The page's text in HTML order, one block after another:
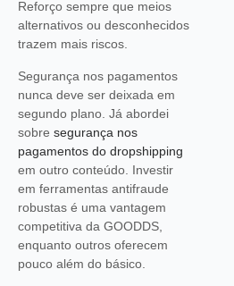
Reforço sempre que meios
alternativos ou desconhecidos
trazem mais riscos.
Segurança nos pagamentos
nunca deve ser deixada em
segundo plano. Já abordei
sobre segurança nos
pagamentos do dropshipping
em outro conteúdo. Investir
em ferramentas antifraude
robustas é uma vantagem
competitiva da GOODDS,
enquanto outros oferecem
pouco além do básico.